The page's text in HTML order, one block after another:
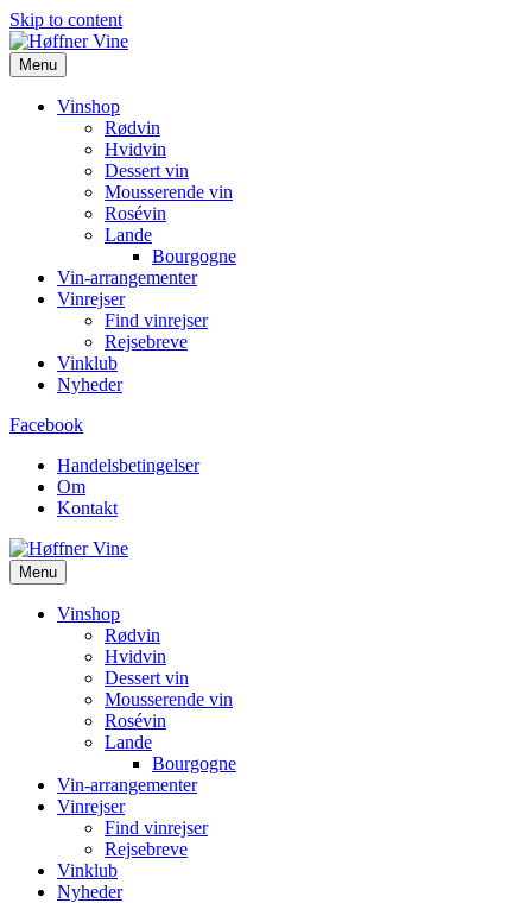
Skip to content
Menu
Vinshop
Rødvin
Hvidvin
Dessert vin
Mousserende vin
Rosévin
Lande
Bourgogne
Vin-arrangementer
Vinrejser
Find vinrejser
Rejsebreve
Vinklub
Nyheder
Facebook
Handelsbetingelser
Om
Kontakt
Menu
Vinshop
Rødvin
Hvidvin
Dessert vin
Mousserende vin
Rosévin
Lande
Bourgogne
Vin-arrangementer
Vinrejser
Find vinrejser
Rejsebreve
Vinklub
Nyheder